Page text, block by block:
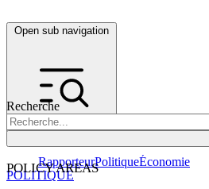
Open sub navigation
Recherche
POLICY AREAS
RapporteurPolitiqueÉconomie
POLITIQUE